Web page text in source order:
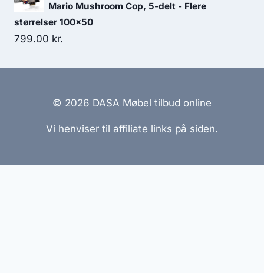
Mario Mushroom Cop, 5-delt - Flere
størrelser 100x50
799.00 kr.
© 2026 DASA Møbel tilbud online
Vi henviser til affiliate links på siden.